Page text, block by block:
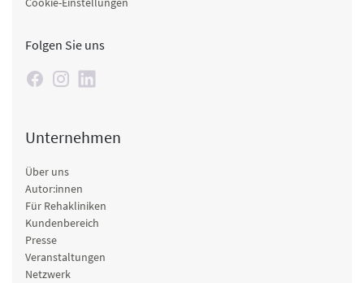
Folgen Sie uns
Unternehmen
Über uns
Autor:innen
Für Rehakliniken
Kundenbereich
Presse
Veranstaltungen
Netzwerk